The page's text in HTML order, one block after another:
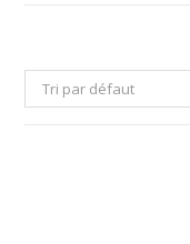
Tri par défaut